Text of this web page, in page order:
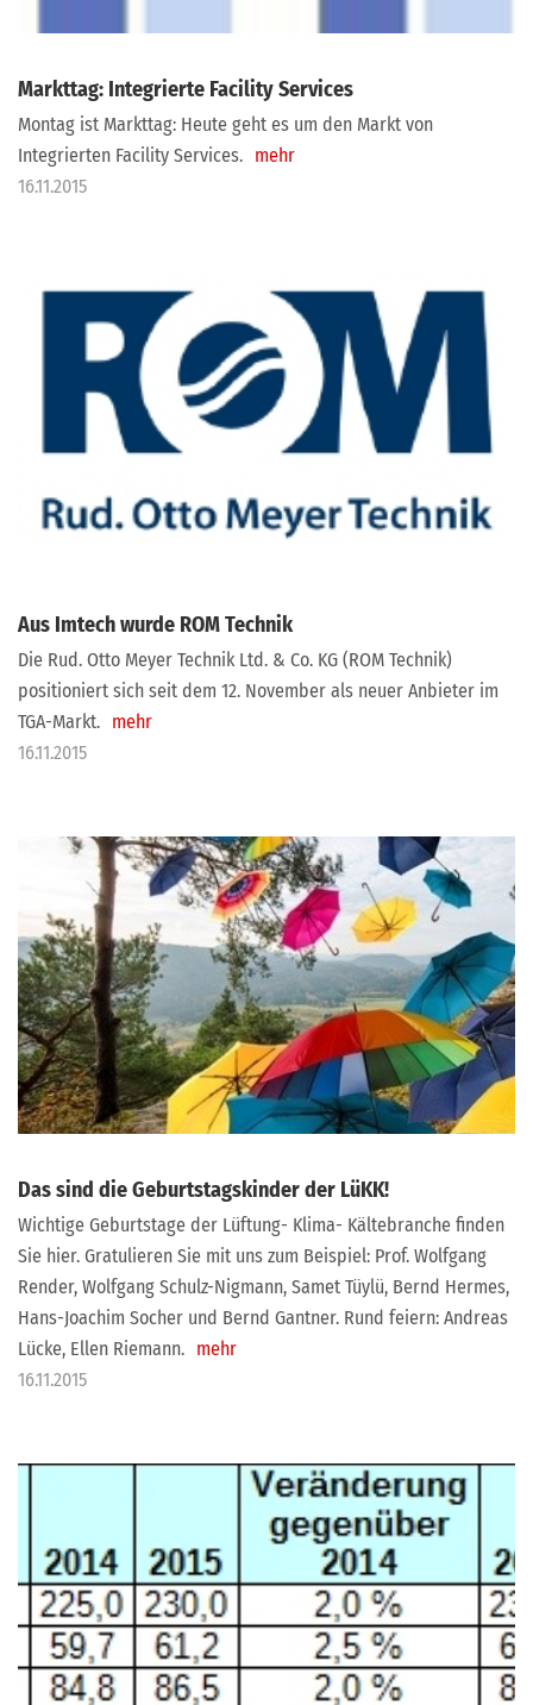
Markttag: Integrierte Facility Services
Montag ist Markttag: Heute geht es um den Markt von
Integrierten Facility Services. mehr
16.11.2015
Aus Imtech wurde ROM Technik
Die Rud. Otto Meyer Technik Ltd. & Co. KG (ROM Technik)
positioniert sich seit dem 12. November als neuer Anbieter im
TGA-Markt. mehr
16.11.2015
Das sind die Geburtstagskinder der LüKK!
Wichtige Geburtstage der Lüftung- Klima- Kältebranche finden
Sie hier. Gratulieren Sie mit uns zum Beispiel: Prof. Wolfgang
Render, Wolfgang Schulz-Nigmann, Samet Tüylü, Bernd Hermes,
Hans-Joachim Socher und Bernd Gantner. Rund feiern: Andreas
Lücke, Ellen Riemann. mehr
16.11.2015